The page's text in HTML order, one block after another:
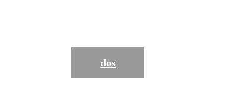
dos